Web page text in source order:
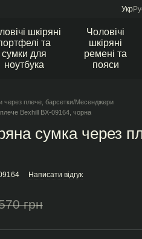
Укр
шкіряні
та
сумки для
ноутбука
Чоловічі
шкіряні
ремені та
пояси
через плече, барсетки/Месенджери
Bexhill BX-09164, чорна
сумка через
Написати відгук
грн